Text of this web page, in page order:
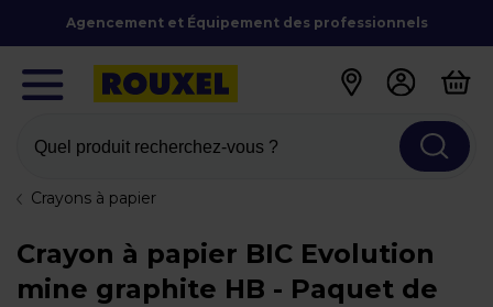
Agencement et Équipement des professionnels
Quel produit recherchez-vous ?
Crayons à papier
Crayon à papier BIC Evolution
mine graphite HB - Paquet de